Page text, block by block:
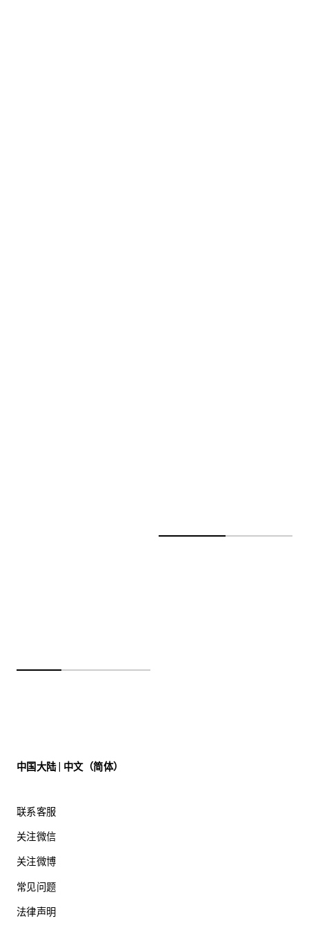
中国大陆 | 中文（简体）
联系客服
关注微信
关注微博
常见问题
法律声明